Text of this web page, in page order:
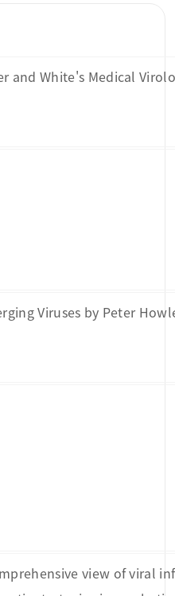
and White's Medical
Viruses by Peter
view of viral